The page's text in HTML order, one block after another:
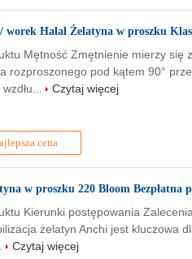
worek Halal Żelatyna w proszku
cena
Mętność Zmętnienie mierzy się
rozproszonego pod kątem 90°
Czytaj więcej
w proszku 220 Bloom Bezpłatna
Kierunki postępowania
żelatyn Anchi jest kluczowa
Czytaj więcej